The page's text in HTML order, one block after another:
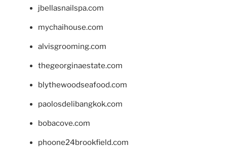
jbellasnailspa.com
mychaihouse.com
alvisgrooming.com
thegeorginaestate.com
blythewoodseafood.com
paolosdelibangkok.com
bobacove.com
phoone24brookfield.com